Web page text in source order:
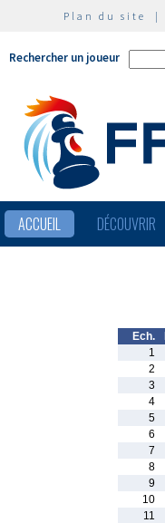
Plan du site |
Rechercher un joueur
ACCUEIL DÉCOUVRIR
Ech.
1
2
3
4
5
6
7
8
9
10
11